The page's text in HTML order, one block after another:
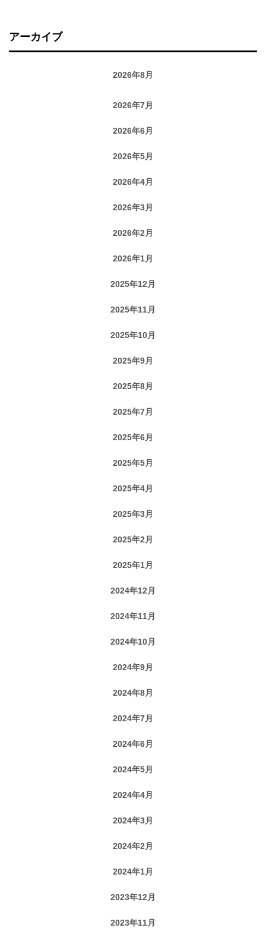
アーカイブ
2026年8月
2026年7月
2026年6月
2026年5月
2026年4月
2026年3月
2026年2月
2026年1月
2025年12月
2025年11月
2025年10月
2025年9月
2025年8月
2025年7月
2025年6月
2025年5月
2025年4月
2025年3月
2025年2月
2025年1月
2024年12月
2024年11月
2024年10月
2024年9月
2024年8月
2024年7月
2024年6月
2024年5月
2024年4月
2024年3月
2024年2月
2024年1月
2023年12月
2023年11月